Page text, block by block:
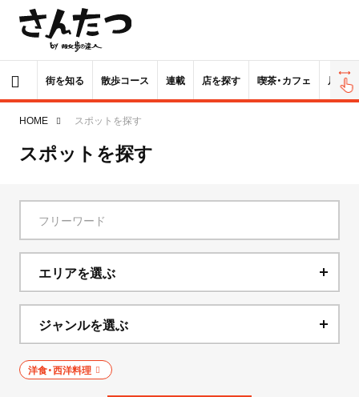
街を知る 散歩コース 連載 店を探す 喫茶・カフェ 居酒屋
HOME スポットを探す
スポットを探す
エリアを選ぶ
北海道
青森県
岩手県
ジャンルを選ぶ
ニュース
洋食・西洋料理